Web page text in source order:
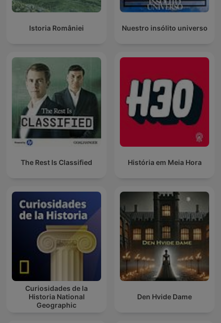
Istoria României Nuestro insólito universo
The Rest Is Classified História em Meia Hora
Curiosidades de la
Historia National
Geographic
Den Hvide Dame